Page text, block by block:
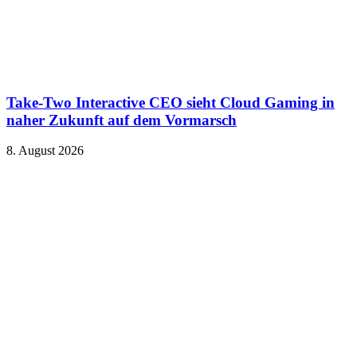
Take-Two Interactive CEO sieht Cloud Gaming in
naher Zukunft auf dem Vormarsch
8. August 2026